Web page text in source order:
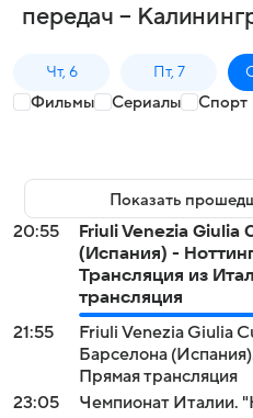
передач –
Чт, 6 Пт, 7
Фильмы Сериалы Спорт
Показать
20:55
Friuli Venezia Giulia
(Испания) -
Трансляция из
трансляция
21:55
Friuli Venezia Giulia
Барселона
Прямая трансляция
23:05
Чемпионат Италии.